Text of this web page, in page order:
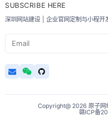
SUBSCRIBE HERE
深圳网站建设 | 企业官网定制与小程开
Email
Copyright@ 2026 原子网
赣ICP备